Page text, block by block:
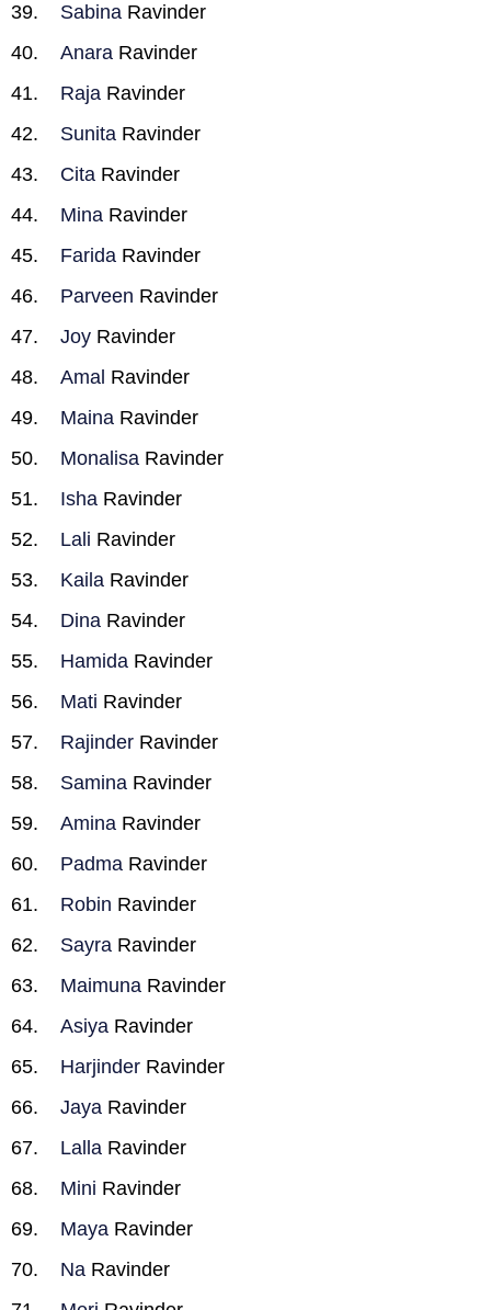
Sabina Ravinder
Anara Ravinder
Raja Ravinder
Sunita Ravinder
Cita Ravinder
Mina Ravinder
Farida Ravinder
Parveen Ravinder
Joy Ravinder
Amal Ravinder
Maina Ravinder
Monalisa Ravinder
Isha Ravinder
Lali Ravinder
Kaila Ravinder
Dina Ravinder
Hamida Ravinder
Mati Ravinder
Rajinder Ravinder
Samina Ravinder
Amina Ravinder
Padma Ravinder
Robin Ravinder
Sayra Ravinder
Maimuna Ravinder
Asiya Ravinder
Harjinder Ravinder
Jaya Ravinder
Lalla Ravinder
Mini Ravinder
Maya Ravinder
Na Ravinder